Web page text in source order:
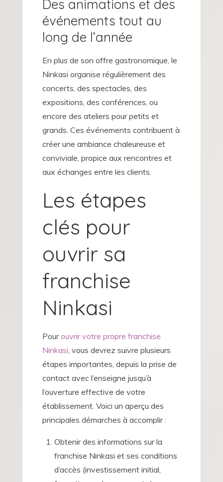
Des animations et des
événements tout au
long de l’année
En plus de son offre gastronomique, le
Ninkasi organise régulièrement des
concerts, des spectacles, des
expositions, des conférences, ou
encore des ateliers pour petits et
grands. Ces événements contribuent à
créer une ambiance chaleureuse et
conviviale, propice aux rencontres et
aux échanges entre les clients.
Les étapes
clés pour
ouvrir sa
franchise
Ninkasi
Pourouvrir votre propre franchise
Ninkasi, vous devrez suivre plusieurs
étapes importantes, depuis la prise de
contact avec l’enseigne jusqu’à
l’ouverture effective de votre
établissement. Voici un aperçu des
principales démarches à accomplir :
Obtenir des informations sur la
franchise Ninkasi et ses conditions
d’accès (investissement initial,